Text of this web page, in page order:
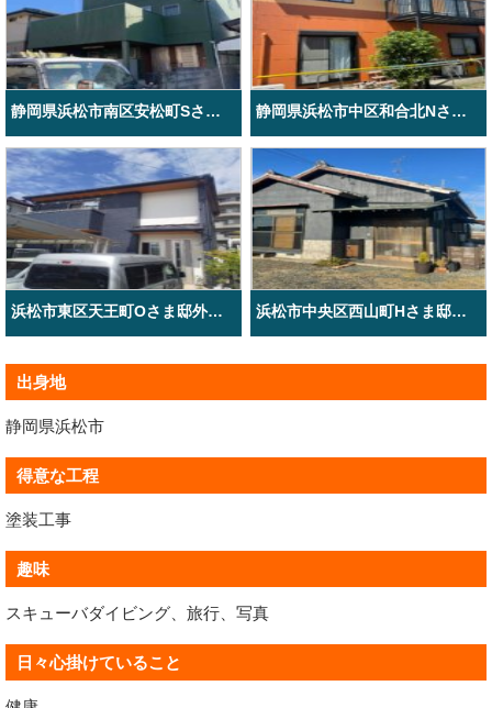
静岡県浜松市南区安松町Sさま邸外壁塗装工事 静岡県浜松市中区和合北Nさま邸外壁屋根塗装工事
浜松市東区天王町Oさま邸外壁塗装工事 浜松市中央区西山町Hさま邸外壁塗装工事
出身地
静岡県浜松市
得意な工程
塗装工事
趣味
スキューバダイビング、旅行、写真
日々心掛けていること